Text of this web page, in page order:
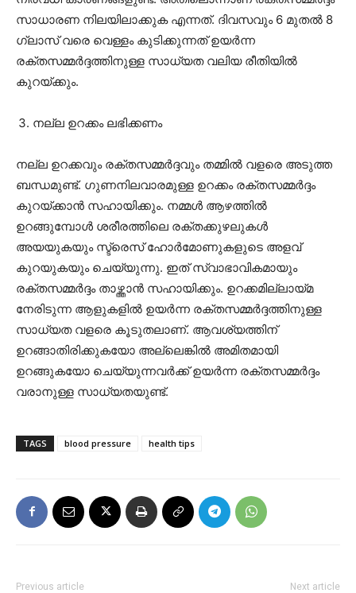
സാധാരണ നിലയിലാക്കുക എന്നത്. ദിവസവും 6 മുതൽ 8
ഗ്ലാസ് വരെ വെള്ളം കുടിക്കുന്നത് ഉയർന്ന
രക്തസമ്മർദ്ദത്തിനുള്ള സാധ്യത വലിയ രീതിയിൽ
കുറയ്ക്കും.
നല്ല ഉറക്കം ലഭിക്കണം
നല്ല ഉറക്കവും രക്തസമ്മർദ്ദവും തമ്മിൽ വളരെ അടുത്ത
ബന്ധമുണ്ട്. ഗുണനിലവാരമുള്ള ഉറക്കം രക്തസമ്മർദ്ദം
കുറയ്ക്കാൻ സഹായിക്കും. നമ്മൾ ആഴത്തിൽ
ഉറങ്ങുമ്പോൾ ശരീരത്തിലെ രക്തക്കുഴലുകൾ
അയയുകയും സ്ട്രെസ് ഹോർമോണുകളുടെ അളവ്
കുറയുകയും ചെയ്യുന്നു. ഇത് സ്വാഭാവികമായും
രക്തസമ്മർദ്ദം താഴ്ത്താൻ സഹായിക്കും. ഉറക്കമില്ലായ്മ
നേരിടുന്ന ആളുകളിൽ ഉയർന്ന രക്തസമ്മർദ്ദത്തിനുള്ള
സാധ്യത വളരെ കൂടുതലാണ്. ആവശ്യത്തിന്
ഉറങ്ങാതിരിക്കുകയോ അല്ലെങ്കിൽ അമിതമായി
ഉറങ്ങുകയോ ചെയ്യുന്നവർക്ക് ഉയർന്ന രക്തസമ്മർദ്ദം
വരാനുള്ള സാധ്യതയുണ്ട്.
TAGS blood pressure health tips
Previous article Next article